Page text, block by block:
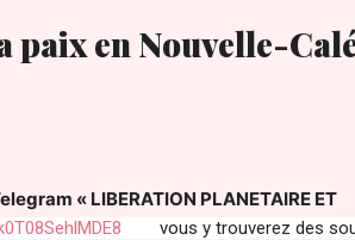
en Nouvelle-
« LIBERATION PLANETAIRE ET
vous y trouverez des